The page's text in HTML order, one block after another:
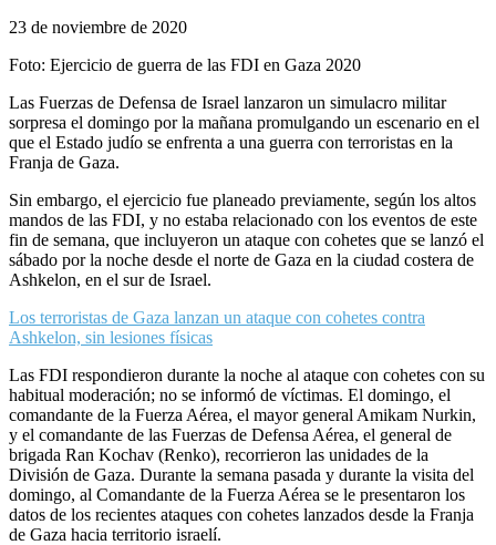
23 de noviembre de 2020
Foto: Ejercicio de guerra de las FDI en Gaza 2020
Las Fuerzas de Defensa de Israel lanzaron un simulacro militar
sorpresa el domingo por la mañana promulgando un escenario en el
que el Estado judío se enfrenta a una guerra con terroristas en la
Franja de Gaza.
Sin embargo, el ejercicio fue planeado previamente, según los altos
mandos de las FDI, y no estaba relacionado con los eventos de este
fin de semana, que incluyeron un ataque con cohetes que se lanzó el
sábado por la noche desde el norte de Gaza en la ciudad costera de
Ashkelon, en el sur de Israel.
Los terroristas de Gaza lanzan un ataque con cohetes contra
Ashkelon, sin lesiones físicas
Las FDI respondieron durante la noche al ataque con cohetes con su
habitual moderación; no se informó de víctimas. El domingo, el
comandante de la Fuerza Aérea, el mayor general Amikam Nurkin,
y el comandante de las Fuerzas de Defensa Aérea, el general de
brigada Ran Kochav (Renko), recorrieron las unidades de la
División de Gaza. Durante la semana pasada y durante la visita del
domingo, al Comandante de la Fuerza Aérea se le presentaron los
datos de los recientes ataques con cohetes lanzados desde la Franja
de Gaza hacia territorio israelí.